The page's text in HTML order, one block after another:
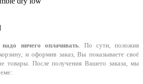
ничего оплачивать. По сути, положив
и оформив заказ, Вы показываете своё
товары. После получения Вашего заказа, мы